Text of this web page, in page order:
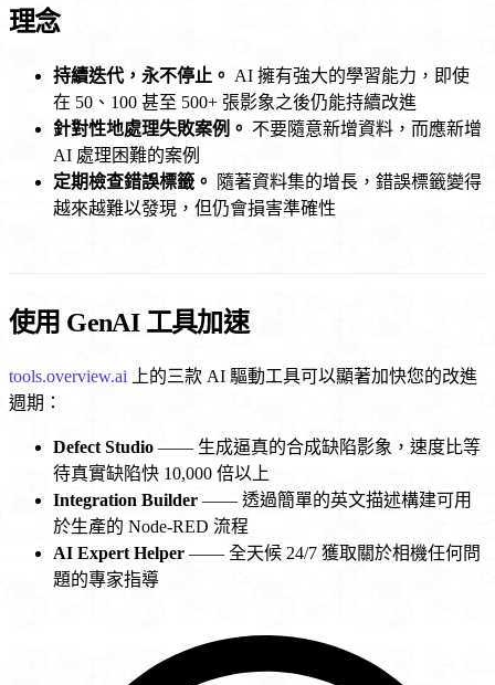
理念
持續迭代，永不停止。 AI 擁有強大的學習能力，即使
在 50、100 甚至 500+ 張影象之後仍能持續改進
針對性地處理失敗案例。 不要隨意新增資料，而應新增
AI 處理困難的案例
定期檢查錯誤標籤。
隨著資料集的增長，錯誤標籤變得
越來越難以發現，但仍會損害準確性
使用 GenAI 工具加速
tools.overview.ai 上的三款 AI 驅動工具可以顯著加快您的改進
週期：
Defect Studio —— 生成逼真的合成缺陷影象，速度比等
待真實缺陷快 10,000 倍以上
Integration Builder —— 透過簡單的英文描述構建可用
於生產的 Node-RED 流程
AI Expert Helper —— 全天候 24/7 獲取關於相機任何問
題的專家指導